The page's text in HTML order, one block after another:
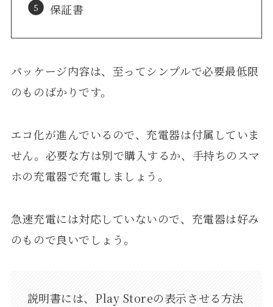
保証書
パッケージ内容は、至ってシンプルで必要最低限
のものばかりです。
エコ化が進んでいるので、充電器は付属していま
せん。必要な方は別で購入するか、手持ちのスマ
ホの充電器で充電しましょう。
急速充電には対応していないので、充電器は好み
のもので良いでしょう。
説明書には、Play Storeの表示させる方法